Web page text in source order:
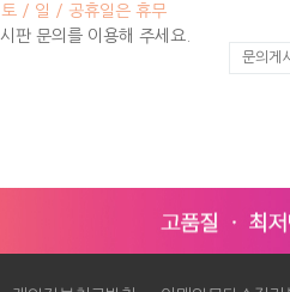
/ 일 / 공휴일은 휴무
판 문의를 이용해 주세요.
문의게